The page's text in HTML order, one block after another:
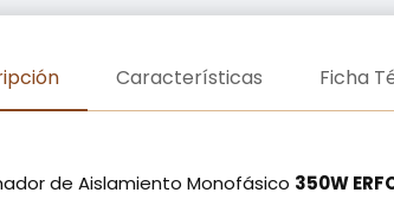
Características Ficha
de Aislamiento Monofásico 350W